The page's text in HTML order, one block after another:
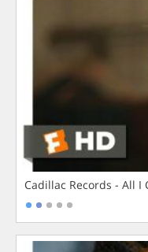
Cadillac Records - All I